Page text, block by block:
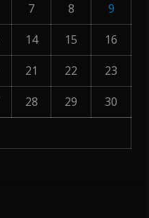
7 8
9
14 15
16
21 22
23
28 29
30